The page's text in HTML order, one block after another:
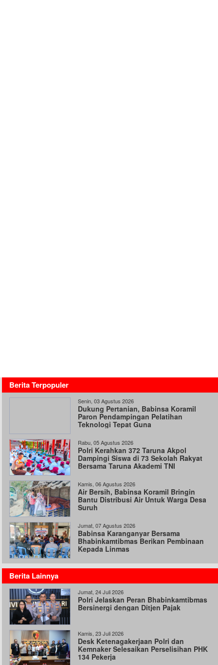
Berita Terpopuler
Senin, 03 Agustus 2026
Dukung Pertanian, Babinsa Koramil
Paron Pendampingan Pelatihan
Teknologi Tepat Guna
Rabu, 05 Agustus 2026
Polri Kerahkan 372 Taruna Akpol
Dampingi Siswa di 73 Sekolah Rakyat
Bersama Taruna Akademi TNI
Kamis, 06 Agustus 2026
Air Bersih, Babinsa Koramil Bringin
Bantu Distribusi Air Untuk Warga Desa
Suruh
Jumat, 07 Agustus 2026
Babinsa Karanganyar Bersama
Bhabinkamtibmas Berikan Pembinaan
Kepada Linmas
Berita Lainnya
Jumat, 24 Juli 2026
Polri Jelaskan Peran Bhabinkamtibmas
Bersinergi dengan Ditjen Pajak
Kamis, 23 Juli 2026
Desk Ketenagakerjaan Polri dan
Kemnaker Selesaikan Perselisihan PHK
134 Pekerja